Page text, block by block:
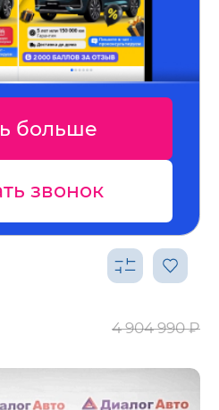
Заказать
4 904 990 ₽